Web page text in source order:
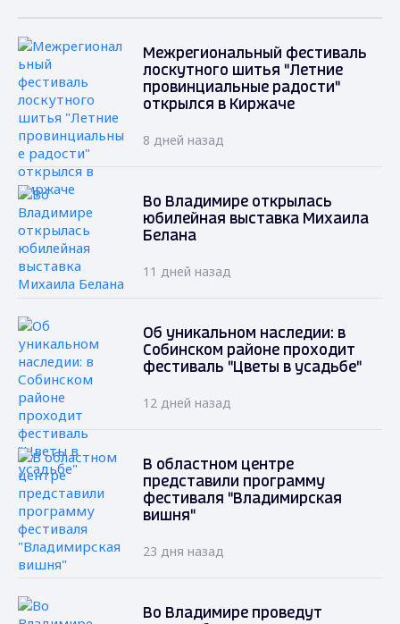
Межрегиональный фестиваль
лоскутного шитья "Летние
провинциальные радости"
открылся в Киржаче
8 дней назад
Во Владимире открылась
юбилейная выставка Михаила
Белана
11 дней назад
Об уникальном наследии: в
Собинском районе проходит
фестиваль "Цветы в усадьбе"
12 дней назад
В областном центре
представили программу
фестиваля "Владимирская
вишня"
23 дня назад
Во Владимире проведут